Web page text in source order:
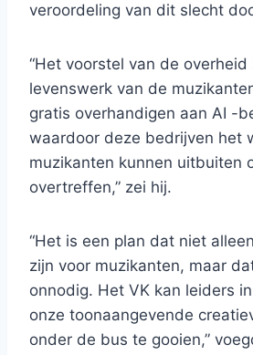
veroordeling van dit slecht
“Het voorstel van de overheid
levenswerk van de
gratis overhandigen aan AI -
waardoor deze bedrijven het
muzikanten kunnen uitbuiten
overtreffen,” zei hij.
“Het is een plan dat niet
zijn voor muzikanten, maar
onnodig. Het VK kan leiders
onze toonaangevende
onder de bus te gooien,”